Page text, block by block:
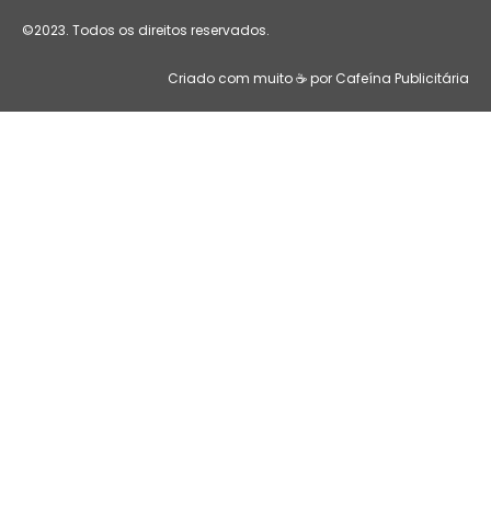
©2023. Todos os direitos reservados.
Criado com muito ☕ por Cafeína Publicitária